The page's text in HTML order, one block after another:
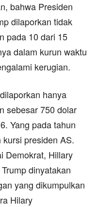
bahwa Presiden
dilaporkan tidak
pada 10 dari 15
dalam kurun waktu
kerugian.
hanya
sebesar 750 dolar
Yang pada tahun
presiden AS.
Demokrat, Hillary
Trump dinyatakan
yang dikumpulkan
Hilary